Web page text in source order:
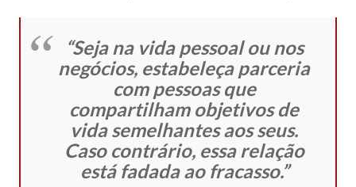
“Seja na vida pessoal ou nos
negócios, estabeleça parceria
com pessoas que
compartilham objetivos de
vida semelhantes aos seus.
Caso contrário, essa relação
está fadada ao fracasso.”